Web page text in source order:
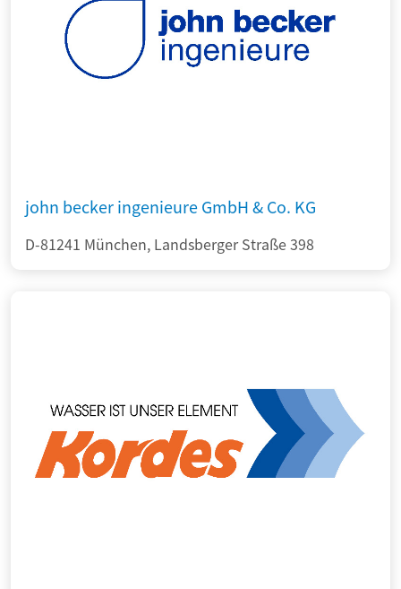
john becker ingenieure GmbH & Co. KG
D-81241 München, Landsberger Straße 398